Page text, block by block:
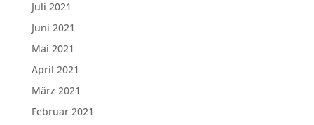
Juli 2021
Juni 2021
Mai 2021
April 2021
März 2021
Februar 2021